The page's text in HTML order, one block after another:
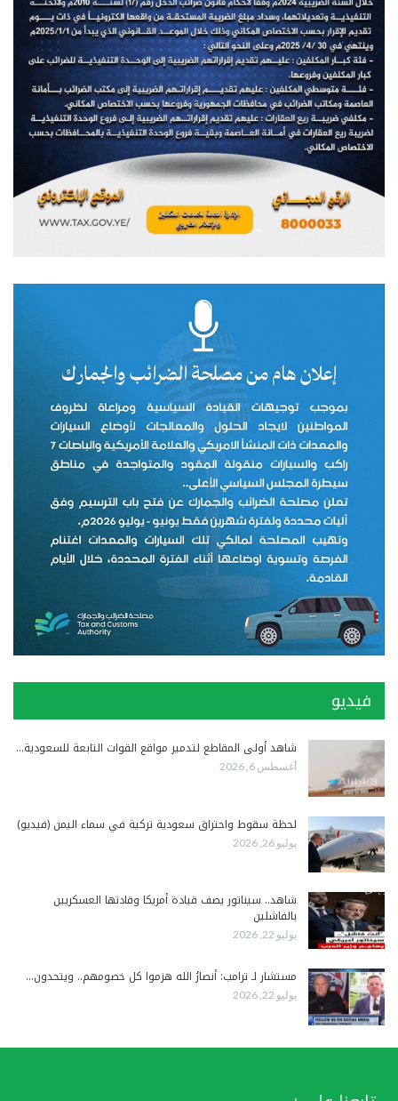
فيديو
شاهد أولى المقاطع لتدمير مواقع القوات التابعة للسعودية…
أغسطس 6, 2026
لحظة سقوط واحتراق سعودية تركية في سماء اليمن (فيديو)
يوليو 26, 2026
شاهد.. سيناتور يصف قيادة أمريكا وقادتها العسكريين
بالفاشلين
يوليو 22, 2026
مستشار لـ ترامب: أنصارُ الله هزموا كل خصومهم.. ويتحدون…
يوليو 22, 2026